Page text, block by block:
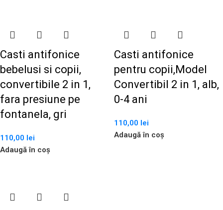
Casti antifonice
bebelusi si copii,
convertibile 2 in 1,
fara presiune pe
fontanela, gri
110,00 lei
Adaugă în coș
Casti antifonice
pentru copii,Model
Convertibil 2 in 1, alb,
0-4 ani
110,00 lei
Adaugă în coș